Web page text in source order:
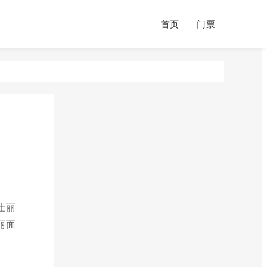
首页 门票
丽
面